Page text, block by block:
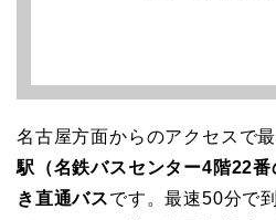
名古屋方面からのアクセスで最
駅（名鉄バスセンター4階22
き直通バスです。最速50分で